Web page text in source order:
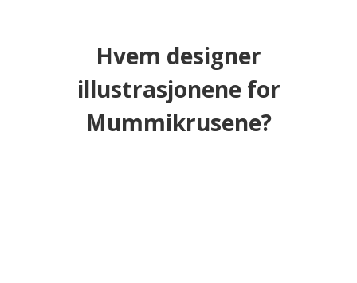
Hvem designer
illustrasjonene for
Mummikrusene?